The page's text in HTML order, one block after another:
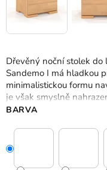
Dřevěný noční stolek do
Sandemo I má hladkou
minimalistickou formu
je však smyslně
BARVA